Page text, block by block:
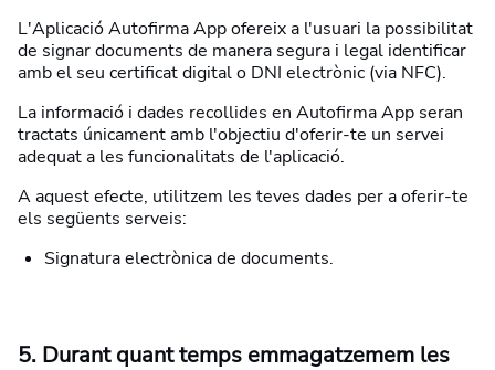
L'Aplicació Autofirma App ofereix a l'usuari la possibilitat
de signar documents de manera segura i legal identificar
amb el seu certificat digital o DNI electrònic (via NFC).
La informació i dades recollides en Autofirma App seran
tractats únicament amb l'objectiu d'oferir-te un servei
adequat a les funcionalitats de l'aplicació.
A aquest efecte, utilitzem les teves dades per a oferir-te
els següents serveis:
Signatura electrònica de documents.
5. Durant quant temps emmagatzemem les